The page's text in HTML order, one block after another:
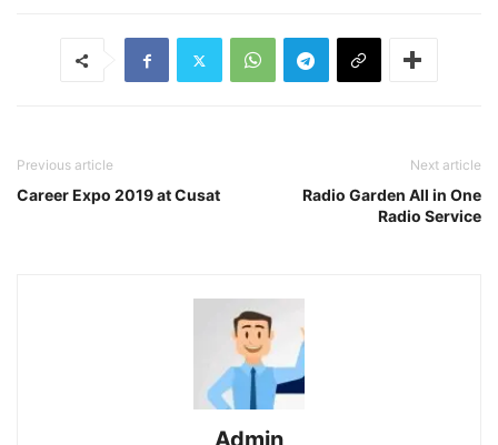
Previous article
Career Expo 2019 at Cusat
Next article
Radio Garden All in One
Radio Service